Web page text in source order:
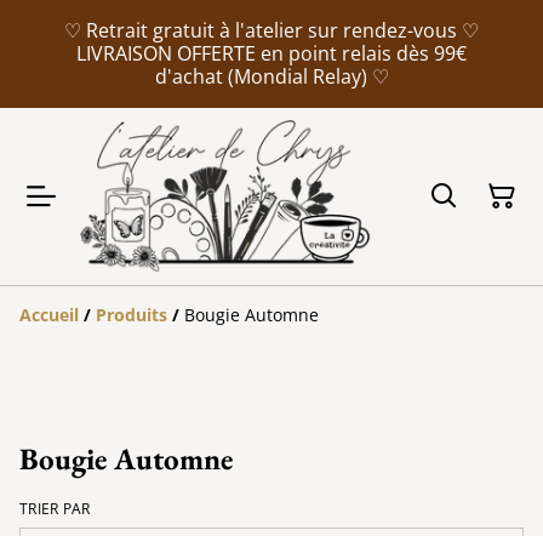
♡ Retrait gratuit à l'atelier sur rendez-vous ♡
LIVRAISON OFFERTE en point relais dès 99€
d'achat (Mondial Relay) ♡
Accueil / Produits / Bougie Automne
Bougie Automne
TRIER PAR